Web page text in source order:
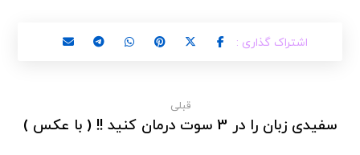
قبلی
سفیدی زبان را در 3 سوت درمان کنید !! ( با عکس )